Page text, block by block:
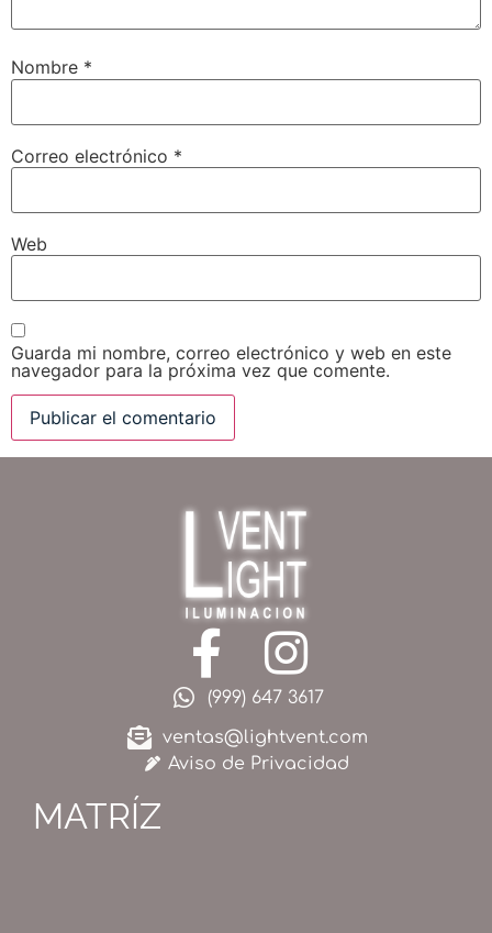
Nombre *
Correo electrónico *
Web
Guarda mi nombre, correo electrónico y web en este
navegador para la próxima vez que comente.
(999) 647 3617
ventas@lightvent.com
Aviso de Privacidad
MATRÍZ